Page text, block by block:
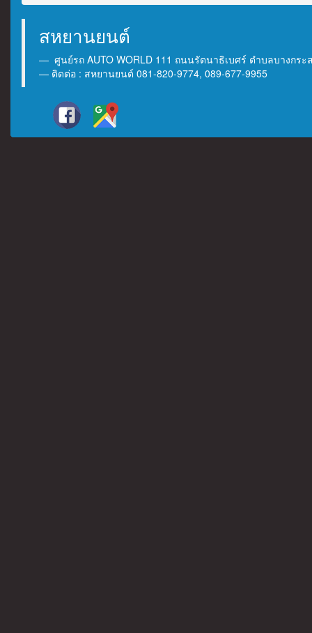
สหยานยนต์
ศูนย์รถ AUTO WORLD 111 ถนนรัตนาธิเบศร์ ตำบลบางกร
ติดต่อ : สหยานยนต์ 081-820-9774, 089-677-9955